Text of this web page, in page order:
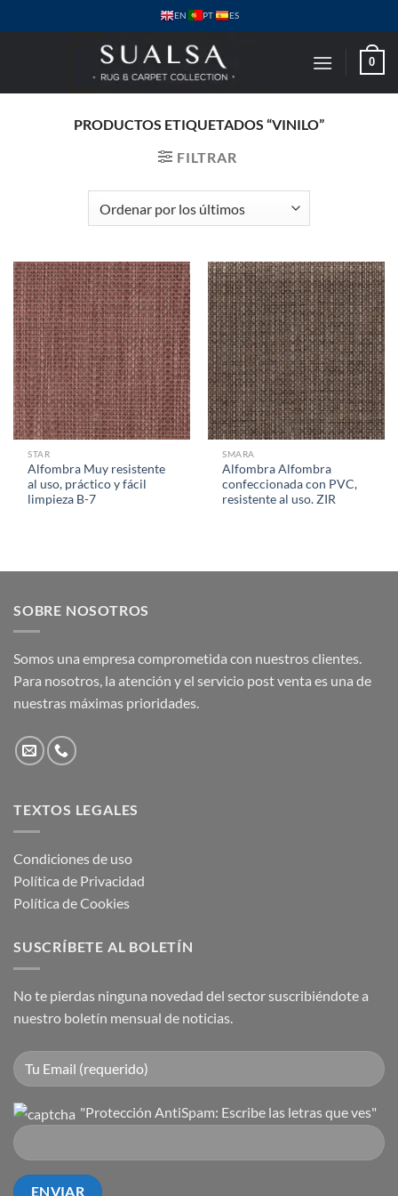
al
EN PT ES
0
PRODUCTOS ETIQUETADOS “VINILO”
FILTRAR
STAR
Alfombra Muy resistente
al uso, práctico y fácil
limpieza B-7
SMARA
Alfombra Alfombra
confeccionada con PVC,
resistente al uso. ZIR
SOBRE NOSOTROS
Somos una empresa comprometida con nuestros clientes.
Para nosotros, la atención y el servicio post venta es una de
nuestras máximas prioridades.
TEXTOS LEGALES
Condiciones de uso
Política de Privacidad
Política de Cookies
SUSCRÍBETE AL BOLETÍN
No te pierdas ninguna novedad del sector suscribiéndote a
nuestro boletín mensual de noticias.
"Protección AntiSpam: Escribe las letras que ves"